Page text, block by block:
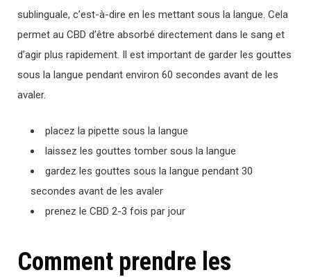
sublinguale, c’est-à-dire en les mettant sous la langue. Cela
permet au CBD d’être absorbé directement dans le sang et
d’agir plus rapidement. Il est important de garder les gouttes
sous la langue pendant environ 60 secondes avant de les
avaler.
placez la pipette sous la langue
laissez les gouttes tomber sous la langue
gardez les gouttes sous la langue pendant 30
secondes avant de les avaler
prenez le CBD 2-3 fois par jour
Comment prendre les